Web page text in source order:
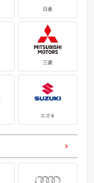
日産
三菱
スズキ